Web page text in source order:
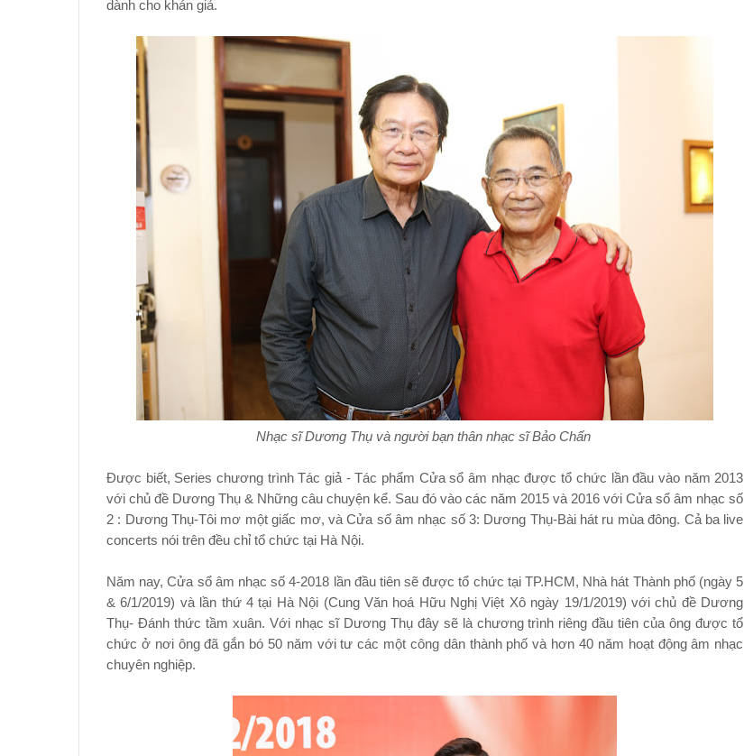
dành cho khán giả.
Nhạc sĩ Dương Thụ và người bạn thân nhạc sĩ Bảo Chấn
Được biết, Series chương trình Tác giả - Tác phẩm Cửa sổ âm nhạc được tổ chức lần đầu vào năm 2013
với chủ đề Dương Thụ & Những câu chuyện kể. Sau đó vào các năm 2015 và 2016 với Cửa sổ âm nhạc số
2 : Dương Thụ-Tôi mơ một giấc mơ, và Cửa số âm nhạc số 3: Dương Thụ-Bài hát ru mùa đông. Cả ba live
concerts nói trên đều chỉ tổ chức tại Hà Nội.
Năm nay, Cửa sổ âm nhạc số 4-2018 lần đầu tiên sẽ được tổ chức tại TP.HCM, Nhà hát Thành phố (ngày 5
& 6/1/2019) và lần thứ 4 tại Hà Nội (Cung Văn hoá Hữu Nghị Việt Xô ngày 19/1/2019) với chủ đề Dương
Thụ- Đánh thức tầm xuân. Với nhạc sĩ Dương Thụ đây sẽ là chương trình riêng đầu tiên của ông được tổ
chức ở nơi ông đã gắn bó 50 năm với tư các một công dân thành phố và hơn 40 năm hoạt động âm nhạc
chuyên nghiệp.